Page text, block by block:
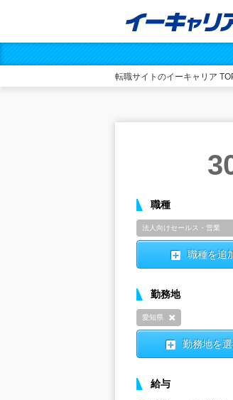
転職サイトのイーキャリア
職種
法人向けセールス・営業
職種を追
勤務地
愛知県
勤務地を
給与